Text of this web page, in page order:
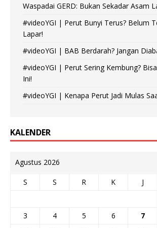
Waspadai GERD: Bukan Sekadar Asam
#videoYGI | Perut Bunyi Terus? Belum
Lapar!
#videoYGI | BAB Berdarah? Jangan
#videoYGI | Perut Sering Kembung?
Ini!
#videoYGI | Kenapa Perut Jadi Mulas
KALENDER
Agustus 2026
S S R K J
3
4 5 6 7